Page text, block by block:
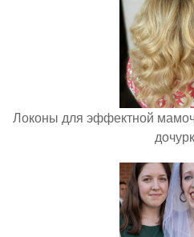
Локоны для эффектной